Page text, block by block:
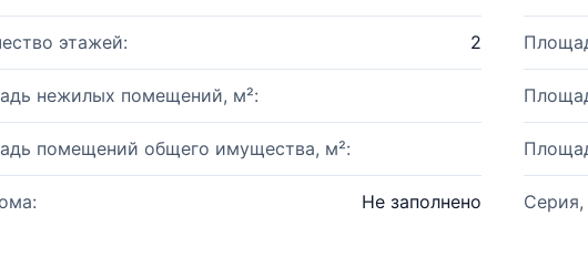
этажей: 2
нежилых помещений, м²:
помещений общего имущества, м²:
Не заполнено Серия,